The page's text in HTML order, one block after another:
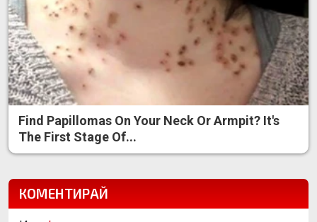
Find Papillomas On Your Neck Or Armpit? It's
The First Stage Of...
КОМЕНТИРАЙ